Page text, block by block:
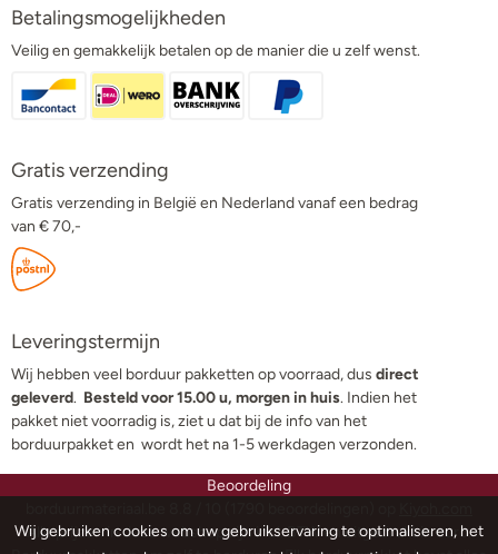
Betalingsmogelijkheden
Veilig en gemakkelijk betalen op de manier die u zelf wenst.
Gratis verzending
Gratis verzending in België en Nederland vanaf een bedrag
van € 70,-
Leveringstermijn
Wij hebben veel borduur pakketten op voorraad, dus direct
geleverd. Besteld voor 15.00 u, morgen in huis. Indien het
pakket niet voorradig is, ziet u dat bij de info van het
borduurpakket en wordt het na 1-5 werkdagen verzonden.
Beoordeling
Alle prijzen in deze webshop zijn incl. BTW en uitgedrukt in euro.
Wij gebruiken cookies om uw gebruikservaring te optimaliseren, het